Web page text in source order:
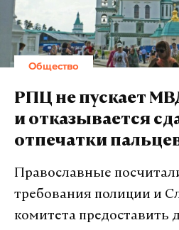
Общество
РПЦ не пускает
и отказывается
отпечатки
Православные
требования полиции и
комитета предоставить